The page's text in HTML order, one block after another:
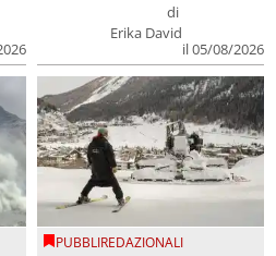
di
Erika David
il 05/08/2026
PUBBLIREDAZIONALI